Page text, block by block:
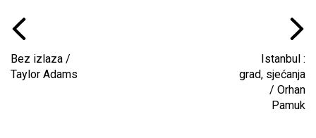
Bez izlaza /
Taylor Adams
Istanbul :
grad, sjećanja
/ Orhan
Pamuk